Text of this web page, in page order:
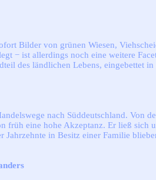
Bilder von grünen Wiesen,
− ist allerdings noch eine weitere
des ländlichen Lebens, eingebettet
nach Süddeutschland. Von
früh eine hohe Akzeptanz. Er ließ
Jahrzehnte in Besitz einer Familie